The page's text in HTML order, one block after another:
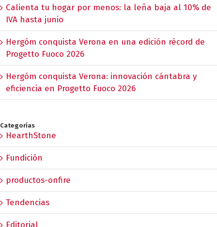
Calienta tu hogar por menos: la leña baja al 10% de
IVA hasta junio
Hergóm conquista Verona en una edición récord de
Progetto Fuoco 2026
Hergóm conquista Verona: innovación cántabra y
eficiencia en Progetto Fuoco 2026
Categorías
HearthStone
Fundición
productos-onfire
Tendencias
Editorial